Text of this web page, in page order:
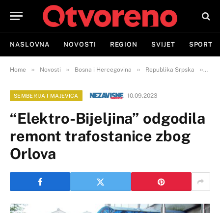
NASLOVNA NOVOSTI REGION SVIJET SPORT
Home » Novosti » Bosna i Hercegovina » Republika Srpska »
SEMBERIJA I MAJEVICA 10.09.2023
“Elektro-Bijeljina” odgodila
remont trafostanice zbog
Orlova